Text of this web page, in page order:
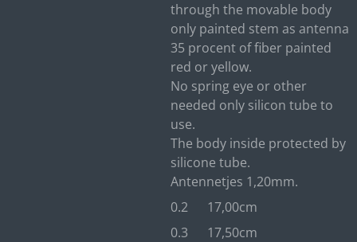
through the movable body
only painted stem as antenna
35 procent of fiber painted
red or yellow.
No spring eye or other
needed only silicon tube to
use.
The body inside protected by
silicone tube.
Antennetjes 1,20mm.
0.2 17,00cm
0.3 17,50cm